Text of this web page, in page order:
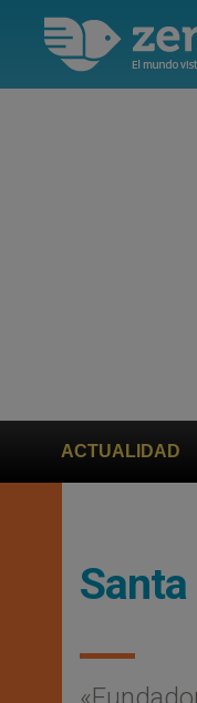
ACTUALIDAD
ayuda a Marco